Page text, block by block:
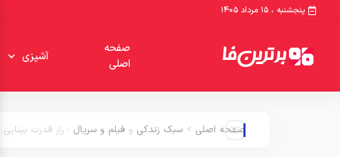
پنجشنبه ، ۱۵ مرداد ۱۴۰۵
صفحه
اصلی
آشپزی
صفحه اصلی > سبک زندکی و فیلم و سریال : راز قدرت